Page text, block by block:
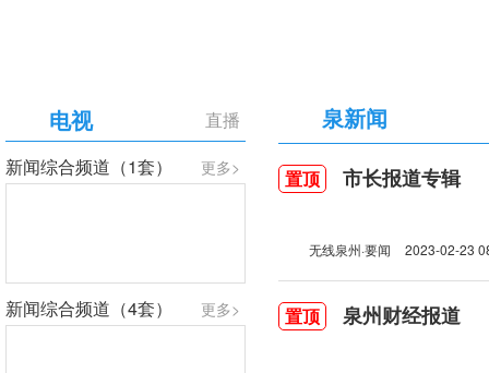
直播
电视
更多>
新闻综合频道（1套）
更多>
新闻综合频道（4套）
泉新闻
置顶 市长报道专辑
无线泉州·要闻 2023-02-23
置顶 泉州财经报道